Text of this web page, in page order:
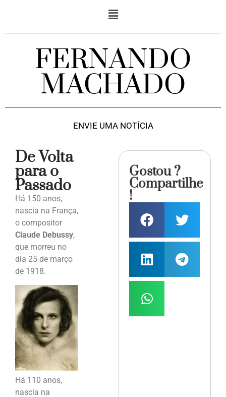
FERNANDO
MACHADO
ENVIE UMA NOTÍCIA
De Volta
para o
Passado
Há 150 anos,
nascia na França,
o compositor
Claude Debussy,
que morreu no
dia 25 de março
de 1918.
Há 110 anos,
nascia na
Gostou ?
Compartilhe
!